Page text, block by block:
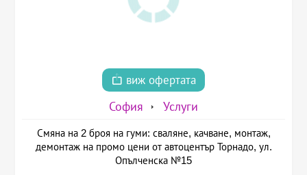
виж офертата
София Услуги
Смяна на 2 броя на гуми: сваляне, качване, монтаж,
демонтаж на промо цени от автоцентър Торнадо, ул.
Опълченска №15